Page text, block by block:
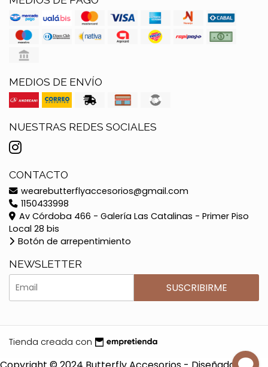
MEDIOS DE ENVÍO
NUESTRAS REDES SOCIALES
CONTACTO
wearebutterflyaccesorios@gmail.com
1150433998
Av Córdoba 466 - Galería Las Catalinas - Primer Piso
Local 28 bis
Botón de arrepentimiento
NEWSLETTER
SUSCRIBIRME
Tienda creada con